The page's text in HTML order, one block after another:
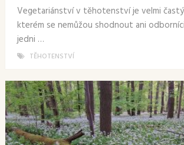
Vegetariánství v těhotenství je velmi
kterém se nemůžou shodnout ani
jedni …
TĚHOTENSTVÍ